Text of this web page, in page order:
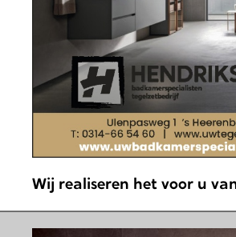
Wij realiseren het voor u